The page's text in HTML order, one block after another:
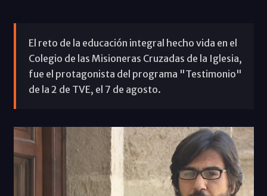
El reto de la educación integral hecho vida en el
Colegio de las Misioneras Cruzadas de la Iglesia,
fue el protagonista del programa "Testimonio"
de la 2 de TVE, el 7 de agosto.